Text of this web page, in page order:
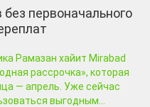
первоначального
Рамазан хайит Mirabad
рассрочка», которая
— апрель. Уже сейчас
выгодным...